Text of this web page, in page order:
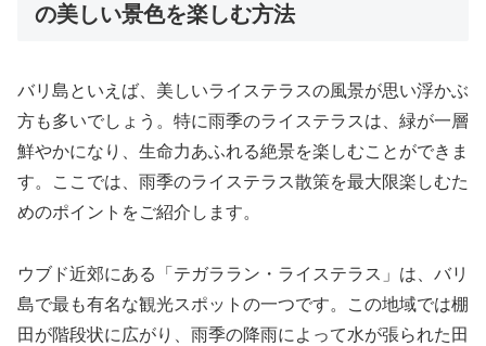
の美しい景色を楽しむ方法
バリ島といえば、美しいライステラスの風景が思い浮かぶ
方も多いでしょう。特に雨季のライステラスは、緑が一層
鮮やかになり、生命力あふれる絶景を楽しむことができま
す。ここでは、雨季のライステラス散策を最大限楽しむた
めのポイントをご紹介します。
ウブド近郊にある「テガララン・ライステラス」は、バリ
島で最も有名な観光スポットの一つです。この地域では棚
田が階段状に広がり、雨季の降雨によって水が張られた田